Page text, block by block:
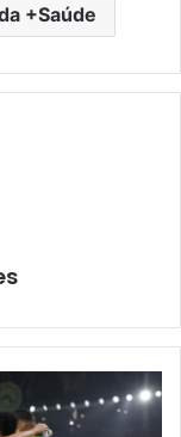
+Saúde